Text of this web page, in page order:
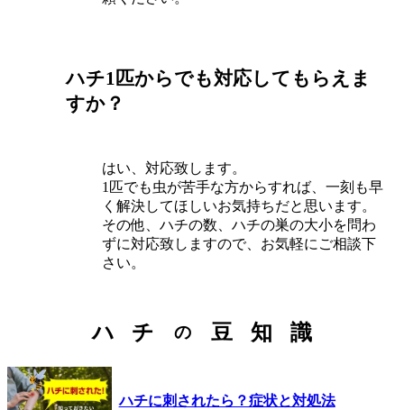
ハチ1匹からでも対応してもらえま
すか？
はい、対応致します。
1匹でも虫が苦手な方からすれば、一刻も早
く解決してほしいお気持ちだと思います。
その他、ハチの数、ハチの巣の大小を問わ
ずに対応致しますので、お気軽にご相談下
さい。
ハ チ の 豆 知 識
ハチに刺されたら？症状と対処法